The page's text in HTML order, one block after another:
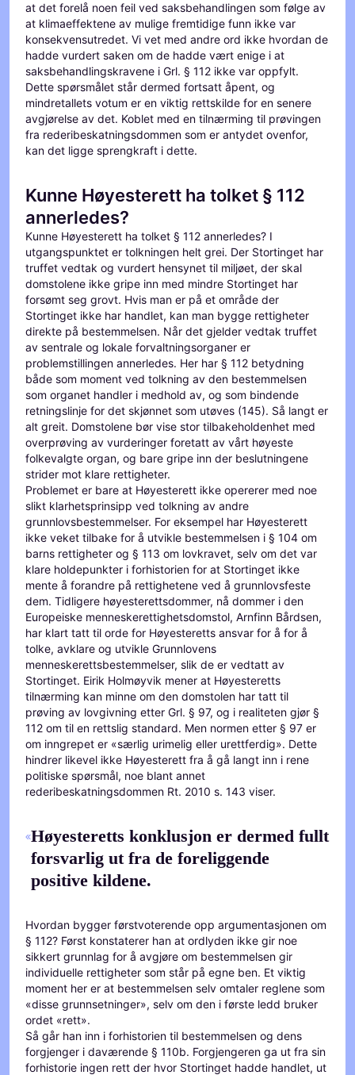
at det forelå noen feil ved saksbehandlingen som følge av
at klimaeffektene av mulige fremtidige funn ikke var
konsekvensutredet. Vi vet med andre ord ikke hvordan de
hadde vurdert saken om de hadde vært enige i at
saksbehandlingskravene i Grl. § 112 ikke var oppfylt.
Dette spørsmålet står dermed fortsatt åpent, og
mindretallets votum er en viktig rettskilde for en senere
avgjørelse av det. Koblet med en tilnærming til prøvingen
fra rederibeskatningsdommen som er antydet ovenfor,
kan det ligge sprengkraft i dette.
Kunne Høyesterett ha tolket § 112
annerledes?
Kunne Høyesterett ha tolket § 112 annerledes? I
utgangspunktet er tolkningen helt grei. Der Stortinget har
truffet vedtak og vurdert hensynet til miljøet, der skal
domstolene ikke gripe inn med mindre Stortinget har
forsømt seg grovt. Hvis man er på et område der
Stortinget ikke har handlet, kan man bygge rettigheter
direkte på bestemmelsen. Når det gjelder vedtak truffet
av sentrale og lokale forvaltningsorganer er
problemstillingen annerledes. Her har § 112 betydning
både som moment ved tolkning av den bestemmelsen
som organet handler i medhold av, og som bindende
retningslinje for det skjønnet som utøves (145). Så langt er
alt greit. Domstolene bør vise stor tilbakeholdenhet med
overprøving av vurderinger foretatt av vårt høyeste
folkevalgte organ, og bare gripe inn der beslutningene
strider mot klare rettigheter.
Problemet er bare at Høyesterett ikke opererer med noe
slikt klarhetsprinsipp ved tolkning av andre
grunnlovsbestemmelser. For eksempel har Høyesterett
ikke veket tilbake for å utvikle bestemmelsen i § 104 om
barns rettigheter og § 113 om lovkravet, selv om det var
klare holdepunkter i forhistorien for at Stortinget ikke
mente å forandre på rettighetene ved å grunnlovsfeste
dem. Tidligere høyesterettsdommer, nå dommer i den
Europeiske menneskerettighetsdomstol, Arnfinn Bårdsen,
har klart tatt til orde for Høyesteretts ansvar for å for å
tolke, avklare og utvikle Grunnlovens
menneskerettsbestemmelser, slik de er vedtatt av
Stortinget. Eirik Holmøyvik mener at Høyesteretts
tilnærming kan minne om den domstolen har tatt til
prøving av lovgivning etter Grl. § 97, og i realiteten gjør §
112 om til en rettslig standard. Men normen etter § 97 er
om inngrepet er «særlig urimelig eller urettferdig». Dette
hindrer likevel ikke Høyesterett fra å gå langt inn i rene
politiske spørsmål, noe blant annet
rederibeskatningsdommen Rt. 2010 s. 143 viser.
Høyesteretts konklusjon er dermed fullt
forsvarlig ut fra de foreliggende
positive kildene.
Hvordan bygger førstvoterende opp argumentasjonen om
§ 112? Først konstaterer han at ordlyden ikke gir noe
sikkert grunnlag for å avgjøre om bestemmelsen gir
individuelle rettigheter som står på egne ben. Et viktig
moment her er at bestemmelsen selv omtaler reglene som
«disse grunnsetninger», selv om den i første ledd bruker
ordet «rett».
Så går han inn i forhistorien til bestemmelsen og dens
forgjenger i daværende § 110b. Forgjengeren ga ut fra sin
forhistorie ingen rett der hvor Stortinget hadde handlet, ut